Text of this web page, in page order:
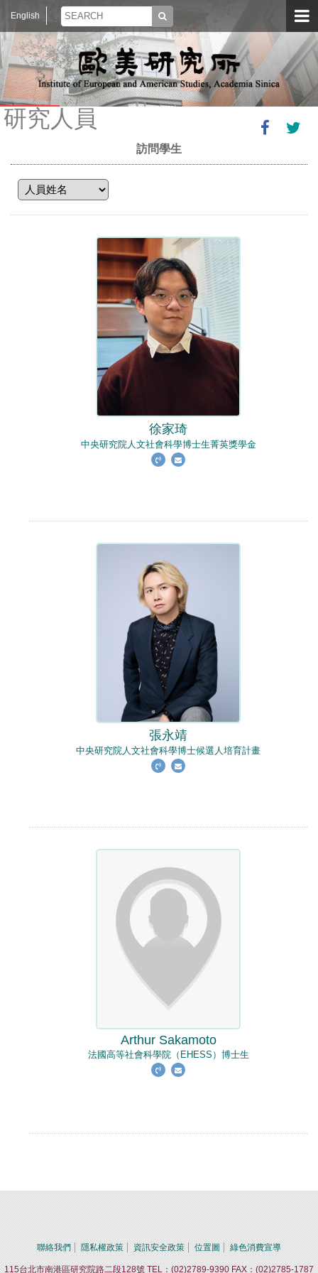
English
研究人員
訪問學生
徐家琦
中央研究院人文社會科學博士生菁英獎學金
張永靖
中央研究院人文社會科學博士候選人培育計畫
Arthur Sakamoto
法國高等社會科學院（EHESS）博士生
聯絡我們 隱私權政策 資訊安全政策 位置圖 綠色消費宣導
115台北市南港區研究院路二段128號 TEL：(02)2789-9390 FAX：(02)2785-1787